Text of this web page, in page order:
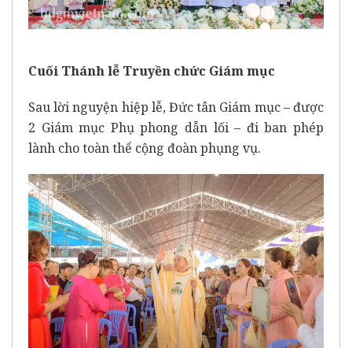
Cuối Thánh lễ Truyền chức Giám mục
Sau lời nguyện hiệp lễ, Đức tân Giám mục – được
2 Giám mục Phụ phong dẫn lối – đi ban phép
lành cho toàn thể cộng đoàn phụng vụ.